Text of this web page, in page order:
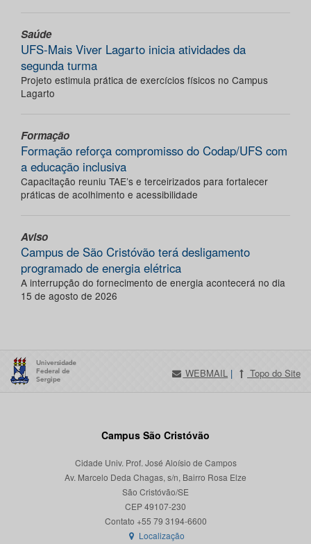
Saúde
UFS-Mais Viver Lagarto inicia atividades da
segunda turma
Projeto estimula prática de exercícios físicos no Campus
Lagarto
Formação
Formação reforça compromisso do Codap/UFS com
a educação inclusiva
Capacitação reuniu TAE’s e terceirizados para fortalecer
práticas de acolhimento e acessibilidade
Aviso
Campus de São Cristóvão terá desligamento
programado de energia elétrica
A interrupção do fornecimento de energia acontecerá no dia
15 de agosto de 2026
WEBMAIL | Topo do Site
Campus São Cristóvão
Cidade Univ. Prof. José Aloísio de Campos
Av. Marcelo Deda Chagas, s/n, Bairro Rosa Elze
São Cristóvão/SE
CEP 49107-230
Localização